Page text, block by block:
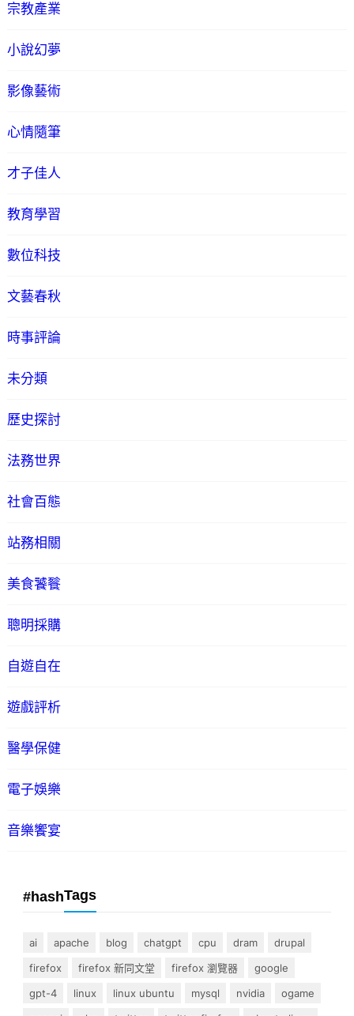
宗教產業
小說幻夢
影像藝術
心情隨筆
才子佳人
教育學習
數位科技
文藝春秋
時事評論
未分類
歷史探討
法務世界
社會百態
站務相關
美食饕餮
聰明採購
自遊自在
遊戲評析
醫學保健
電子娛樂
音樂饗宴
#hashTags
ai apache blog chatgpt cpu dram
drupal
firefox
firefox 新同文堂 firefox 瀏覽器
google
gpt-4
linux linux ubuntu mysql nvidia
ogame